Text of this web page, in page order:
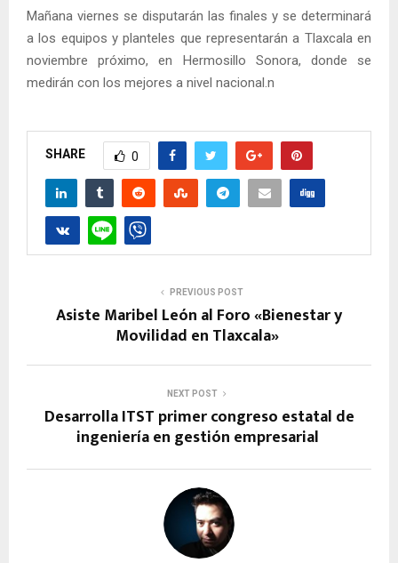
Mañana viernes se disputarán las finales y se determinará
a los equipos y planteles que representarán a Tlaxcala en
noviembre próximo, en Hermosillo Sonora, donde se
medirán con los mejores a nivel nacional.n
SHARE 0
PREVIOUS POST
Asiste Maribel León al Foro «Bienestar y
Movilidad en Tlaxcala»
NEXT POST
Desarrolla ITST primer congreso estatal de
ingeniería en gestión empresarial